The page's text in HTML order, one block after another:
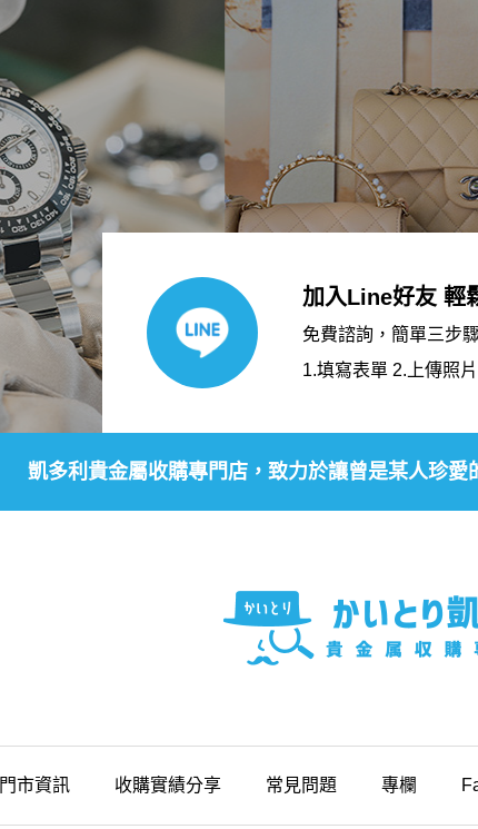
加入Line好友 輕
免費諮詢，簡單三步驟
1.填寫表單 2.上傳照
凱多利貴金屬收購專門店，致力於讓曾是某人珍愛
門市資訊 收購實績分享 常見問題 專欄